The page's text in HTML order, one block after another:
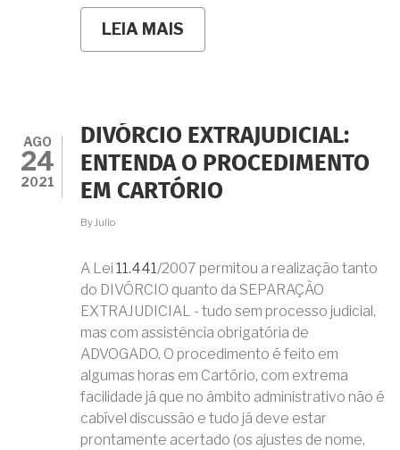
LEIA MAIS
COMO
SEM
SAIR
DE
CASA,
TOTALMENTE
AGO
24
2021
DIVÓRCIO EXTRAJUDICIAL:
ENTENDA O PROCEDIMENTO
EM CARTÓRIO
ByJulio
A Lei 11.441/2007 permitou a realização tanto
do DIVÓRCIO quanto da SEPARAÇÃO
EXTRAJUDICIAL - tudo sem processo judicial,
mas com assistência obrigatória de
ADVOGADO. O procedimento é feito em
algumas horas em Cartório, com extrema
facilidade já que no âmbito administrativo não é
cabível discussão e tudo já deve estar
prontamente acertado (os ajustes de nome,